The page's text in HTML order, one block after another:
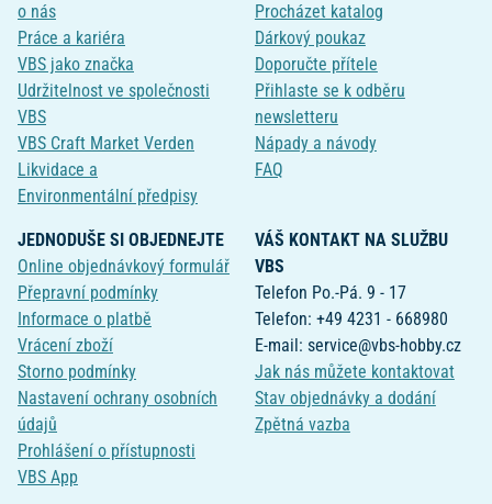
o nás
Práce a kariéra
VBS jako značka
Udržitelnost ve společnosti
VBS
VBS Craft Market Verden
Likvidace a
Environmentální předpisy
Procházet katalog
Dárkový poukaz
Doporučte přítele
Přihlaste se k odběru
newsletteru
Nápady a návody
FAQ
JEDNODUŠE SI OBJEDNEJTE
Online objednávkový formulář
Přepravní podmínky
Informace o platbě
Vrácení zboží
Storno podmínky
Nastavení ochrany osobních
údajů
Prohlášení o přístupnosti
VBS App
VÁŠ KONTAKT NA SLUŽBU
VBS
Telefon Po.-Pá. 9 - 17
Telefon: +49 4231 - 668980
E-mail: service@vbs-hobby.cz
Jak nás můžete kontaktovat
Stav objednávky a dodání
Zpětná vazba